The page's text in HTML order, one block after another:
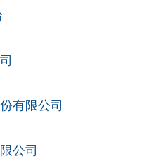
有限公司
公司